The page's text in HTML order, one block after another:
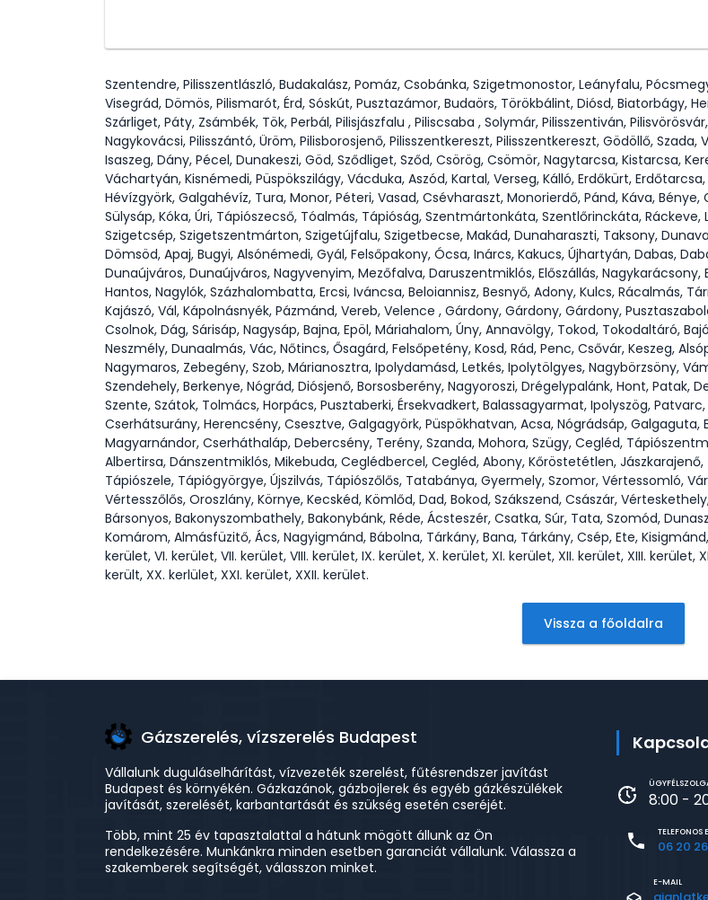
Szentendre, Pilisszentlászló, Budakalász, Pomáz, Csobánka, Szigetmonostor, Leányfalu,
Visegrád, Dömös, Pilismarót, Érd, Sóskút, Pusztazámor, Budaörs, Törökbálint, Diósd, Biatorbágy,
Szárliget, Páty, Zsámbék, Tök, Perbál, Pilisjászfalu , Piliscsaba , Solymár, Pilisszentiván,
Nagykovácsi, Pilisszántó, Üröm, Pilisborosjenő, Pilisszentkereszt, Pilisszentkereszt, Gödöllő,
Isaszeg, Dány, Pécel, Dunakeszi, Göd, Sződliget, Sződ, Csörög, Csömör, Nagytarcsa, Kistarcsa,
Váchartyán, Kisnémedi, Püspökszilágy, Vácduka, Aszód, Kartal, Verseg, Kálló, Erdőkürt,
Hévízgyörk, Galgahévíz, Tura, Monor, Péteri, Vasad, Csévharaszt, Monorierdő, Pánd, Káva,
Sülysáp, Kóka, Úri, Tápiószecső, Tóalmás, Tápióság, Szentmártonkáta, Szentlőrinckáta,
Szigetcsép, Szigetszentmárton, Szigetújfalu, Szigetbecse, Makád, Dunaharaszti, Taksony,
Dömsöd, Apaj, Bugyi, Alsónémedi, Gyál, Felsőpakony, Ócsa, Inárcs, Kakucs, Újhartyán, Dabas,
Dunaújváros, Dunaújváros, Nagyvenyim, Mezőfalva, Daruszentmiklós, Előszállás,
Hantos, Nagylók, Százhalombatta, Ercsi, Iváncsa, Beloiannisz, Besnyő, Adony, Kulcs, Rácalmás,
Kajászó, Vál, Kápolnásnyék, Pázmánd, Vereb, Velence , Gárdony, Gárdony, Gárdony,
Csolnok, Dág, Sárisáp, Nagysáp, Bajna, Epöl, Máriahalom, Úny, Annavölgy, Tokod, Tokodaltáró,
Neszmély, Dunaalmás, Vác, Nőtincs, Ősagárd, Felsőpetény, Kosd, Rád, Penc, Csővár, Keszeg,
Nagymaros, Zebegény, Szob, Márianosztra, Ipolydamásd, Letkés, Ipolytölgyes, Nagybörzsöny,
Szendehely, Berkenye, Nógrád, Diósjenő, Borsosberény, Nagyoroszi, Drégelypalánk, Hont, Patak,
Szente, Szátok, Tolmács, Horpács, Pusztaberki, Érsekvadkert, Balassagyarmat, Ipolyszög,
Cserhátsurány, Herencsény, Csesztve, Galgagyörk, Püspökhatvan, Acsa, Nógrádsáp, Galgaguta,
Magyarnándor, Cserháthaláp, Debercsény, Terény, Szanda, Mohora, Szügy, Cegléd,
Albertirsa, Dánszentmiklós, Mikebuda, Ceglédbercel, Cegléd, Abony, Kőröstetétlen,
Tápiószele, Tápiógyörgye, Újszilvás, Tápiószőlős, Tatabánya, Gyermely, Szomor, Vértessomló,
Vértesszőlős, Oroszlány, Környe, Kecskéd, Kömlőd, Dad, Bokod, Szákszend, Császár,
Bársonyos, Bakonyszombathely, Bakonybánk, Réde, Ácsteszér, Csatka, Súr, Tata, Szomód,
Komárom, Almásfüzitő, Ács, Nagyigmánd, Bábolna, Tárkány, Bana, Tárkány, Csép, Ete,
kerület, VI. kerület, VII. kerület, VIII. kerület, IX. kerület, X. kerület, XI. kerület, XII. kerület, XIII. kerület,
került, XX. kerlület, XXI. kerület, XXII. kerület.
Vissza a főoldalra
Gázszerelés, vízszerelés Budapest
Vállalunk duguláselhárítást, vízvezeték szerelést, fűtésrendszer javítást
Budapest és környékén. Gázkazánok, gázbojlerek és egyéb gázkészülékek
javítását, szerelését, karbantartását és szükség esetén cseréjét.
Több, mint 25 év tapasztalattal a hátunk mögött állunk az Ön
rendelkezésére. Munkánkra minden esetben garanciát vállalunk. Válassza a
szakemberek segítségét, válasszon minket.
8:00 -
TELEFONOS
06 20
E-MAIL